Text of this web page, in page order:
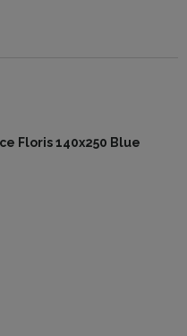
Floris 140x250 Blue